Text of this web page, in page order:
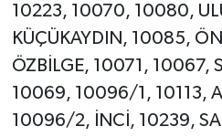
10223, 10070, 10080,
KÜÇÜKAYDIN, 10085,
ÖZBİLGE, 10071, 10067,
10069, 10096/1, 10113,
10096/2, İNCİ, 10239,